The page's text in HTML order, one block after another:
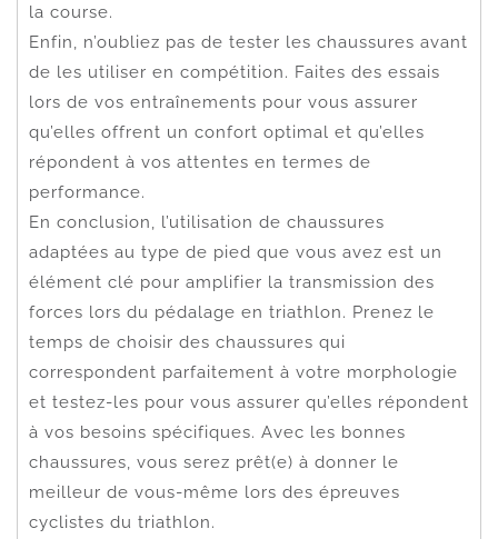
la course.
Enfin, n’oubliez pas de tester les chaussures avant
de les utiliser en compétition. Faites des essais
lors de vos entraînements pour vous assurer
qu’elles offrent un confort optimal et qu’elles
répondent à vos attentes en termes de
performance.
En conclusion, l’utilisation de chaussures
adaptées au type de pied que vous avez est un
élément clé pour amplifier la transmission des
forces lors du pédalage en triathlon. Prenez le
temps de choisir des chaussures qui
correspondent parfaitement à votre morphologie
et testez-les pour vous assurer qu’elles répondent
à vos besoins spécifiques. Avec les bonnes
chaussures, vous serez prêt(e) à donner le
meilleur de vous-même lors des épreuves
cyclistes du triathlon.